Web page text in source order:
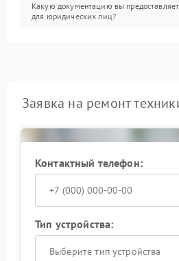
Какую документацию вы
для юридических лиц?
Заявка на ремонт
Контактный телефон:
Тип устройства:
Выберите тип устройства